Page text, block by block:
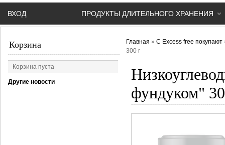
ПРОДУКТЫ ДЛИТЕЛЬНОГО ХРАНЕНИЯ
ВХОД
Корзина
Корзина пуста
Другие новости
Главная » С Excess free покупают
300 г
фундуком"